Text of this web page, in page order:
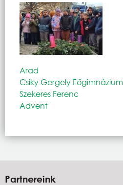
Arad
Csiky Gergely Főgimnázium
Szekeres Ferenc
Advent
Partnereink